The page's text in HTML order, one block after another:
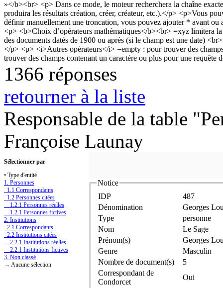
1366 réponses
retourner à la liste
Responsable de la table
Françoise Launay
Sélectionner par
• Type d'entité
1. Personnes
1.1 Correspondants
1.2 Personnes citées
1.2.1 Personnes réelles
1.2.1 Personnes fictives
2. Institutions
2.1 Correspondants
2.2 Institutions citées
2.2.1 Institutions réelles
2.2.1 Institutions fictives
3. Non classé
→ Aucune sélection
Notice
IDP
487
Dénomination
Georges
Type
personne
Nom
Le Sage
Prénom(s)
Georges
Genre
Masculin
Nombre de document(s)
5
Correspondant de
Condorcet
Oui